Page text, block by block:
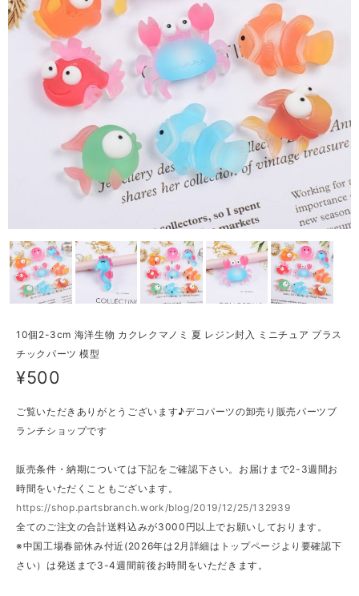
10個2-3cm 海洋生物 カクレクマノミ 夏 レジン封入 ミニチュア プラス
チックパーツ 模型
¥500
ご覧いただきありがとうございます♪デコパーツの卸売り販売パーツブ
ランチショップです
販売条件・納期については下記をご確認下さい。お届けまで2-3週間お
時間をいただくこともございます。
https://shop.partsbranch.work/blog/2019/12/25/132939
全てのご注文の合計送料込みが3000円以上でお願いしております。
※中国工場春節休み付近(2026年は2月詳細はトップページより要確認下
さい）は発送まで3-4週間前後お時間をいただきます。